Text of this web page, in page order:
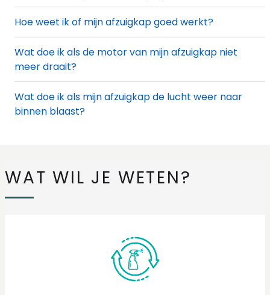
Hoe weet ik of mijn afzuigkap goed werkt?
Wat doe ik als de motor van mijn afzuigkap niet
meer draait?
Wat doe ik als mijn afzuigkap de lucht weer naar
binnen blaast?
Waarom reageren mijn pannen niet of niet goed op
de inductiekookplaat?
Waarom worden de kookzones van mijn kookplaat
WAT WIL JE WETEN?